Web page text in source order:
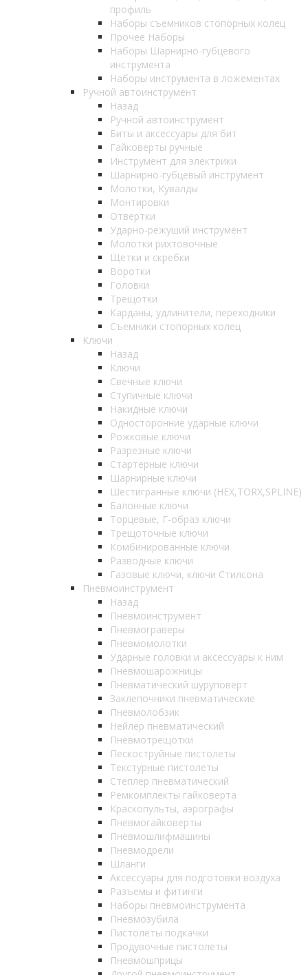
профиль
Наборы съемников стопорных колец
Прочее Наборы
Наборы Шарнирно-губцевого
инструмента
Наборы инструмента в ложементах
Ручной автоинструмент
Назад
Ручной автоинструмент
Биты и аксессуары для бит
Гайковерты ручные
Инструмент для электрики
Шарнирно-губцевый инструмент
Молотки, Кувалды
Монтировки
Отвертки
Ударно-режуший инструмент
Молотки рихтовочные
Щетки и скребки
Воротки
Головки
Трещотки
Карданы, удлинители, переходники
Съемники стопорных колец
Ключи
Назад
Ключи
Свечные ключи
Ступичные ключи
Накидные ключи
Односторонние ударные ключи
Рожковые ключи
Разрезные ключи
Стартерные ключи
Шарнирные ключи
Шестигранные ключи (HEX,TORX,SPLINE)
Балонные ключи
Торцевые, Г-образ ключи
Трещоточные ключи
Комбинированные ключи
Разводные ключи
Газовые ключи, ключи Стилсона
Пневмоинструмент
Назад
Пневмоинструмент
Пневмограверы
Пневмомолотки
Ударные головки и аксессуары к ним
Пневмошарожницы
Пневматический шуруповерт
Заклепочники пневматические
Пневмолобзик
Нейлер пневматический
Пневмотрещотки
Пескоструйные пистолеты
Текстурные пистолеты
Степлер пневматический
Ремкомплекты гайковерта
Краскопульты, аэрографы
Пневмогайковерты
Пневмошлифмашины
Пневмодрели
Шланги
Аксессуары для подготовки воздуха
Разъемы и фитинги
Наборы пневмоинструмента
Пневмозубила
Пистолеты подкачки
Продувочные пистолеты
Пневмошприцы